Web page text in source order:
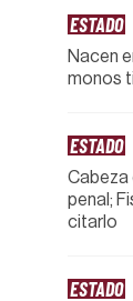
ESTADO
Nacen
monos
ESTADO
Cabeza
penal;
citarlo
ESTADO